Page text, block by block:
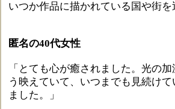
いつか作品に描かれている国や街
匿名の40代女性
「とても心が癒されました。光の
う映えていて、いつまでも見続け
ました。」